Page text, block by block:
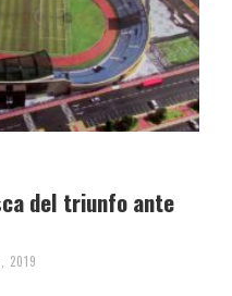
del triunfo ante
2019